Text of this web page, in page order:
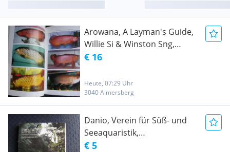
Arowana, A Layman's Guide,
Willie Si & Winston Sng,
Versand gerne möglich!
€ 16
Heute, 07:29 Uhr
3040 Almersberg
Danio, Verein für Süß- und
Seeaquaristik,
Sondernummer, 100. Folge,
€ 5